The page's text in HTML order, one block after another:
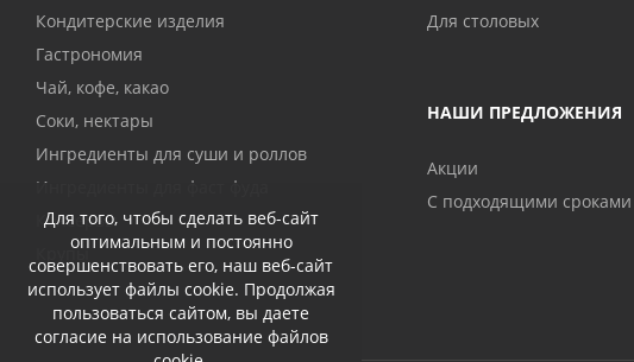
Для того, чтобы сделать веб-сайт
оптимальным и постоянно
совершенствовать его, наш веб-сайт
использует файлы cookie. Продолжая
пользоваться сайтом, вы даете
согласие на использование файлов
Кондитерские изделия
Гастрономия
Чай, кофе, какао
Соки, нектары
Ингредиенты для суши и роллов
Ингредиенты для фаст фуда
Консервы
Крупы
Для столовых
НАШИ ПРЕДЛОЖЕНИЯ
Акции
С подходящими сроками